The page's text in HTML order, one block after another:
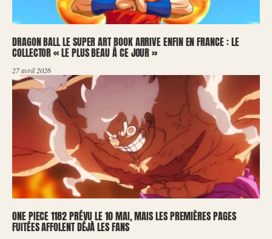
DRAGON BALL LE SUPER ART BOOK ARRIVE ENFIN EN FRANCE : LE
COLLECTOR « LE PLUS BEAU À CE JOUR »
27 avril 2026
ONE PIECE 1182 PRÉVU LE 10 MAI, MAIS LES PREMIÈRES PAGES
FUITÉES AFFOLENT DÉJÀ LES FANS